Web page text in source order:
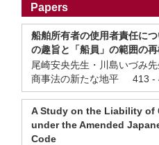
Papers
船舶所有者の使用者責任に
の趣旨と「船員」の範囲の
尾崎安央先生・川島いづみ
商事法の新たな地平 413 -
A Study on the Liability of
under the Amended
Code